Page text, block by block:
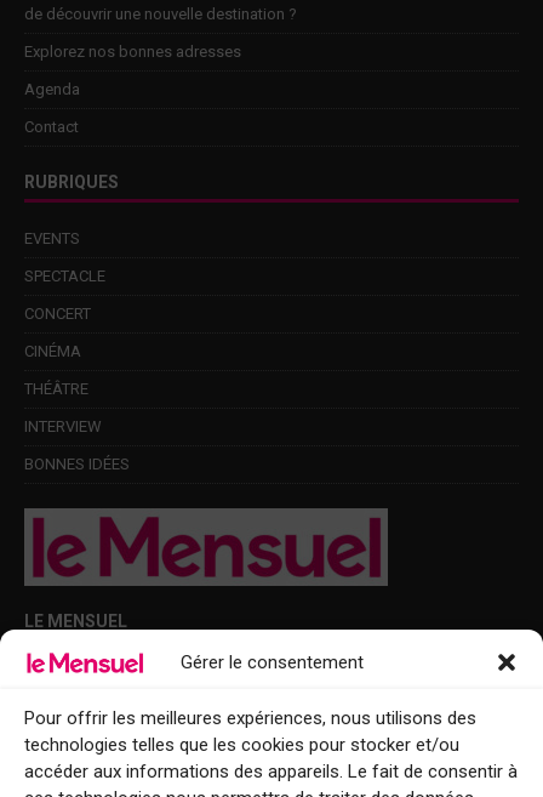
Gérer le consentement
Pour offrir les meilleures expériences, nous utilisons des
technologies telles que les cookies pour stocker et/ou
accéder aux informations des appareils. Le fait de consentir à
de découvrir une nouvelle destination ?
Explorez nos bonnes adresses
Agenda
Contact
RUBRIQUES
EVENTS
SPECTACLE
CONCERT
CINÉMA
THÉÂTRE
INTERVIEW
BONNES IDÉES
LE MENSUEL
Points de diffusion Var et Alpes-Maritimes : oû trouver Le Mensuel ?
Le Mensuel en PDF : consultez le magazine en ligne
Qui sommes-nous ?
BFM Top Sorties